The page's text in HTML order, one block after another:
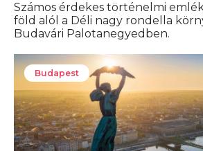
Számos érdekes történelmi
föld alól a Déli nagy rondella
Budavári Palotanegyedben.
Budapest